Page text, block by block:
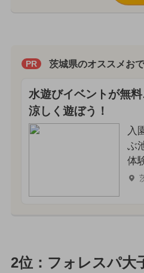
PR 茨城県のオススメお
水遊びイベントが無
涼しく遊ぼう！
入
ぶ
体
2位：フォレスパ大